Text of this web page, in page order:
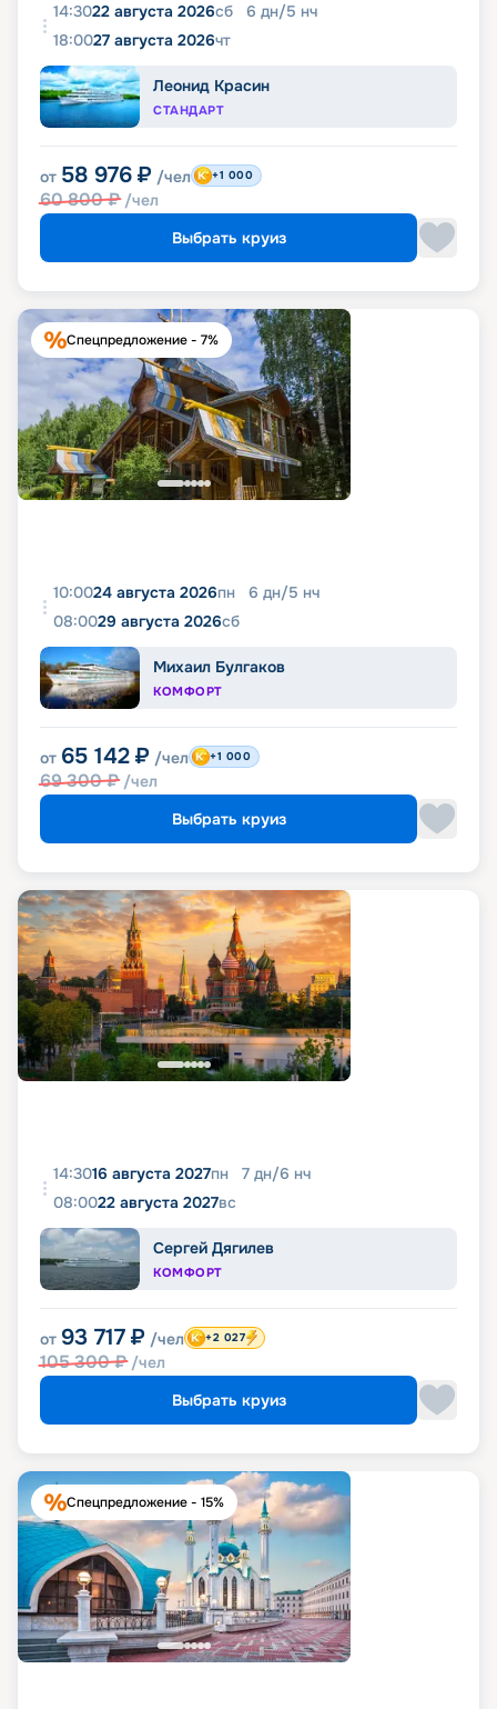
14:3022 августа 2026сб 6 дн/5 нч
18:0027 августа 2026чт
Леонид Красин
СТАНДАРТ
от 58 976 ₽ /чел
60 800₽ /чел
+1 000
Выбрать круиз
Спецпредложение - 7%
10:0024 августа 2026пн 6 дн/5 нч
08:0029 августа 2026сб
Михаил Булгаков
КОМФОРТ
от 65 142 ₽ /чел
69 300₽ /чел
+1 000
Выбрать круиз
14:3016 августа 2027пн 7 дн/6 нч
08:0022 августа 2027вс
Сергей Дягилев
КОМФОРТ
от 93 717 ₽ /чел
105 300₽ /чел
+2 027
Выбрать круиз
Спецпредложение - 15%